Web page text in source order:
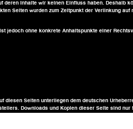
deren Inhalte wir keinen Einfluss haben.
Seiten wurden zum Zeitpunkt der Verlinkung
jedoch ohne konkrete Anhaltspunkte einer
diesen Seiten unterliegen dem deutschen
Downloads und Kopien dieser Seite sind